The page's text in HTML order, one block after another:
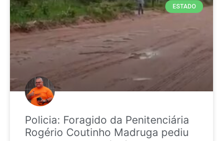
ESTADO
Policia: Foragido da Penitenciária
Rogério Coutinho Madruga pediu